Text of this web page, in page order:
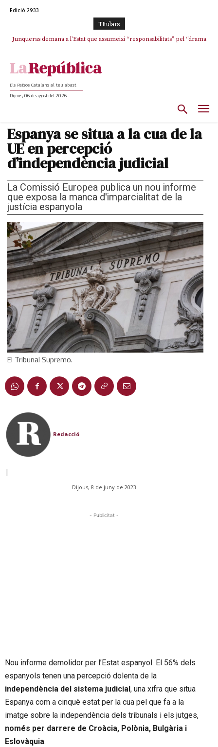
Edició 2933
TItulars
Junqueras demana a l’Estat que assumeixi “responsabilitats” pel “drama
L’abandonament de les seleccions catalanes per part de la UFEC
Els Països Catalans al teu abast
Dijous, 06 de agost del 2026
Espanya se situa a la cua de la
UE en percepció
d’independència judicial
La Comissió Europea publica un nou informe
que exposa la manca d'imparcialitat de la
justícia espanyola
El Tribunal Supremo.
Redacció
|
Dijous, 8 de juny de 2023
- Publicitat -
Nou informe demolidor per l’Estat espanyol. El 56% dels
espanyols tenen una percepció dolenta de la
independència del sistema judicial , una xifra que situa
Espanya com a cinquè estat per la cua pel que fa a la
imatge sobre la independència dels tribunals i els jutges,
només per darrere de Croàcia, Polònia, Bulgària i
Eslovàquia.